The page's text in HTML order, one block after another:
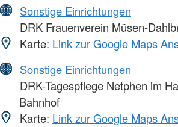
Sonstige Einrichtungen
DRK Frauenverein Müsen-
Karte: Link zur Google Maps
Sonstige Einrichtungen
DRK-Tagespflege Netphen im
Bahnhof
Karte: Link zur Google Maps